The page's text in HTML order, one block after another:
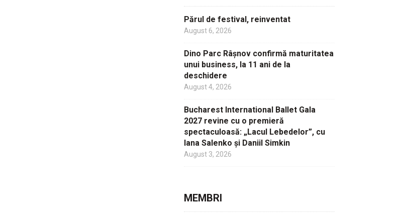
Părul de festival, reinventat
August 6, 2026
Dino Parc Râșnov confirmă maturitatea
unui business, la 11 ani de la
deschidere
August 4, 2026
Bucharest International Ballet Gala
2027 revine cu o premieră
spectaculoasă: „Lacul Lebedelor”, cu
Iana Salenko și Daniil Simkin
August 3, 2026
MEMBRI